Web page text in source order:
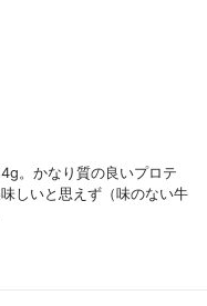
。かなり質の良いプロテ
しいと思えず（味のない牛